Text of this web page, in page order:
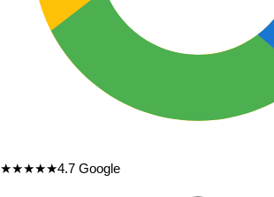
★★★★★4.7 Google